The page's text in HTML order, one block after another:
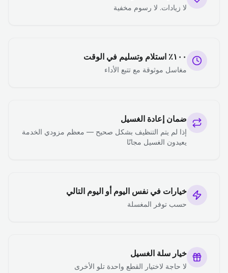
لا زيادات. لا رسوم مخفية
١٠٠٪ استلام وتسليم في الوقت
مغاسل موثوقة مع تتبع الأداء
ضمان إعادة الغسيل
إذا لم يتم التنظيف بشكل صحيح — معظم مزودي الخدمة
يعيدون الغسيل مجانًا
خيارات في نفس اليوم أو اليوم التالي
حسب توفر المغسلة
خيار سلة الغسيل
لا حاجة لاختيار القطع واحدة تلو الأخرى